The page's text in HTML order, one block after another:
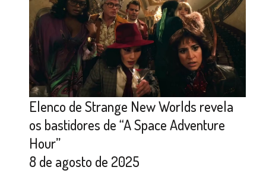
Elenco de Strange New Worlds revela
os bastidores de “A Space Adventure
Hour”
8 de agosto de 2025